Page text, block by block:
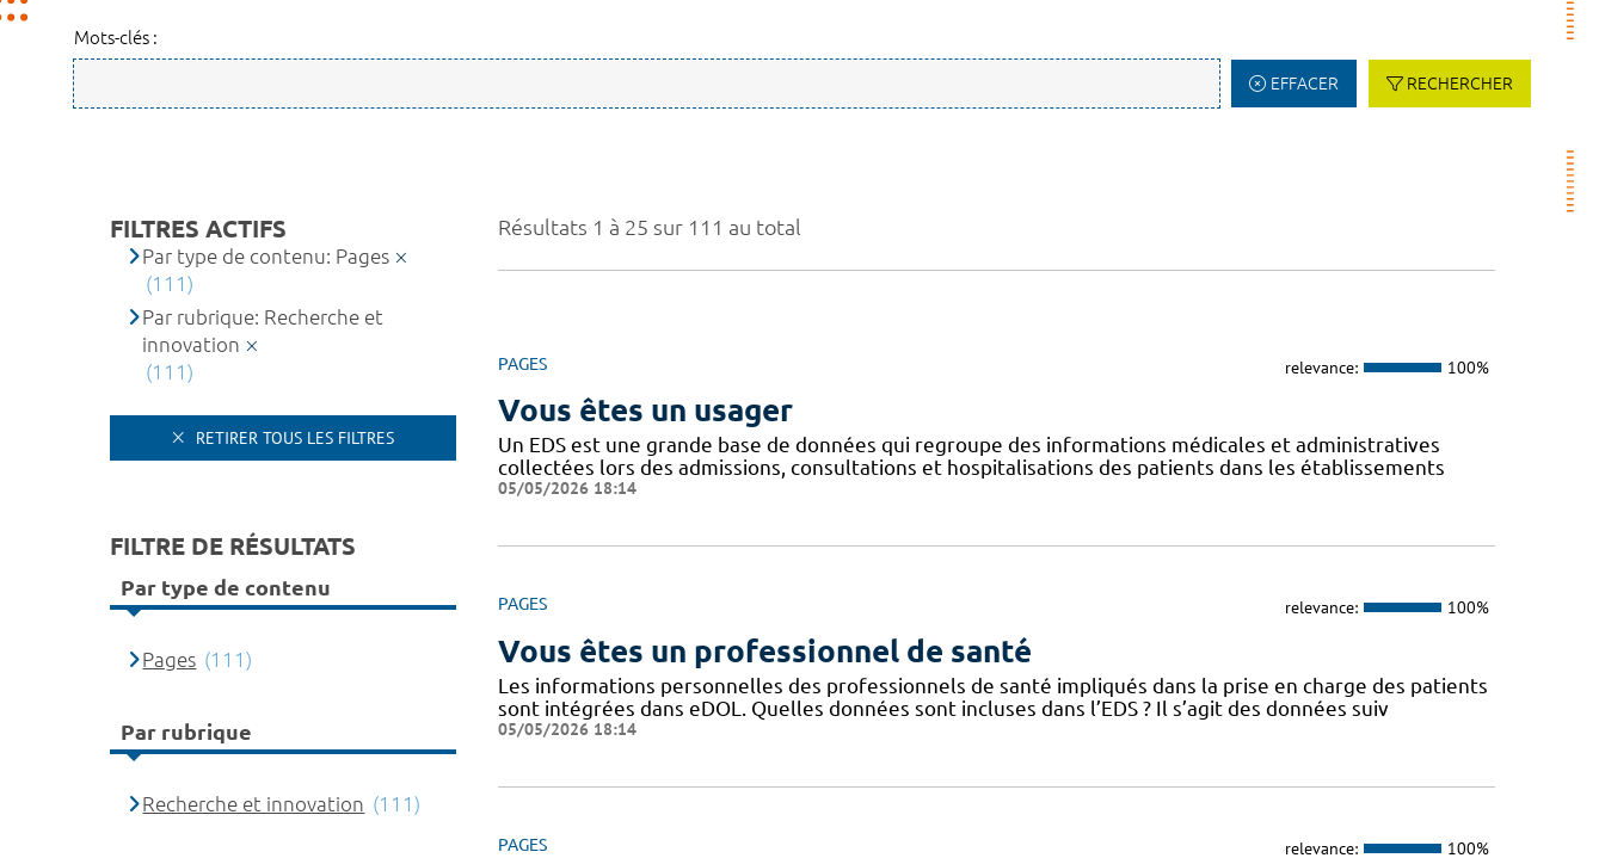
Mots-clés :
EFFACER RECHERCHER
Résultats 1 à 25 sur 111 au total
PAGES relevance: 100%
Vous êtes un usager
Un EDS est une grande base de données qui regroupe des informations médicales et administratives
collectées lors des admissions, consultations et hospitalisations des patients dans les établissements
05/05/2026 18:14
PAGES relevance: 100%
Vous êtes un professionnel de santé
Les informations personnelles des professionnels de santé impliqués dans la prise en charge des patients
sont intégrées dans eDOL. Quelles données sont incluses dans l’EDS ? Il s’agit des données suiv
05/05/2026 18:14
PAGES relevance: 100%
FILTRES ACTIFS
Par type de contenu: Pages
(111)
Par rubrique: Recherche et
innovation
(111)
RETIRER TOUS LES FILTRES
FILTRE DE RÉSULTATS
Par type de contenu
Pages (111)
Par rubrique
Recherche et innovation (111)